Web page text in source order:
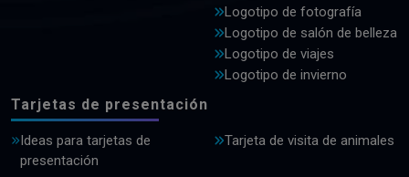
Logotipo de fotografía
Logotipo de salón de belleza
Logotipo de viajes
Logotipo de invierno
Tarjetas de presentación
Ideas para tarjetas de
presentación
Tarjeta de visita de animales